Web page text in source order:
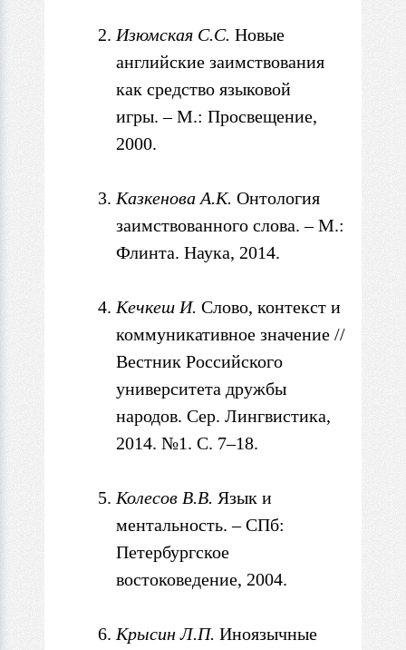
Изюмская С.С. Новые
английские заимствования
как средство языковой
игры. – М.: Просвещение,
2000.
Казкенова А.К. Онтология
заимствованного слова. – М.:
Флинта. Наука, 2014.
Кечкеш И. Слово, контекст и
коммуникативное значение //
Вестник Российского
университета дружбы
народов. Сер. Лингвистика,
2014. №1. С. 7–18.
Колесов В.В. Язык и
ментальность. – СПб:
Петербургское
востоковедение, 2004.
Крысин Л.П. Иноязычные